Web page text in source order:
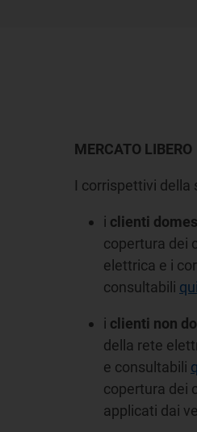
MERCATO LIBERO
I corrispettivi della
i clienti
copertura dei
elettrica e i
consultabili qui
i clienti non
della rete
e consultabili
copertura dei
applicati dai